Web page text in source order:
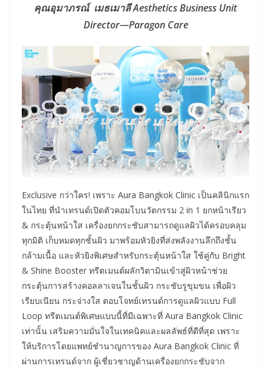
คุณอุมาภรณ์ เมธเมาลี Aesthetics Business Unit
Director—Paragon Care
Exclusive กว่าใคร! เพราะ Aura Bangkok Clinic เป็นคลินิกแรก
ในไทย ที่นำเทรนด์เปิดตัวคอมโบนวัตกรรม 2 in 1 ยกหน้าเรียว
& กระตุ้นหน้าใส เครื่องยกกระชับสามารถดูแลผิวได้ครอบคลุม
ทุกมิติ เก็บหมดทุกชั้นผิว มาพร้อมหัวยิงที่ส่งพลังงานลึกถึงชั้น
กล้ามเนื้อ และหัวยิงพิเศษสำหรับกระตุ้นหน้าใส ใช้คู่กับ Bright
& Shine Booster ทรีตเมนต์ผลักวิตามินเข้าสู่ผิวหน้าช่วย
กระตุ้นการสร้างคอลลาเจนในชั้นผิว กระชับรูขุมขน เพื่อผิว
เรียบเนียน กระจ่างใส ตอบโจทย์เทรนด์การดูแลผิวแบบ Full
Loop ทรีตเมนต์พิเศษแบบนี้ที่มีเฉพาะที่ Aura Bangkok Clinic
เท่านั้น เสริมความมั่นใจในเทคนิคและผลลัพธ์ที่ดีที่สุด เพราะ
ให้บริการโดยแพทย์ชำนาญการของ Aura Bangkok Clinic ที่
ผ่านการเทรนด์จาก ผู้เชี่ยวชาญด้านเครื่องยกกระชับจาก